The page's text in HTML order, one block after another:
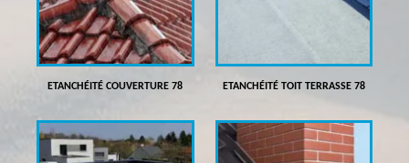
ETANCHÉITÉ COUVERTURE 78 ETANCHÉITÉ TOIT TERRASSE 78